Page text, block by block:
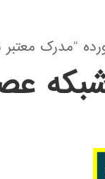
“مدرک معتبر